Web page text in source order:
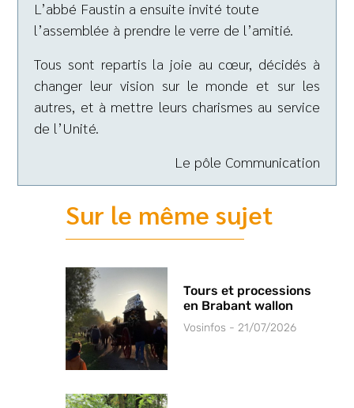
L’abbé Faustin a ensuite invité toute
l’assemblée à prendre le verre de l’amitié.
Tous sont repartis la joie au cœur, décidés à
changer leur vision sur le monde et sur les
autres, et à mettre leurs charismes au service
de l’Unité.
Le pôle Communication
Sur le même sujet
Tours et processions
en Brabant wallon
Vosinfos 21/07/2026